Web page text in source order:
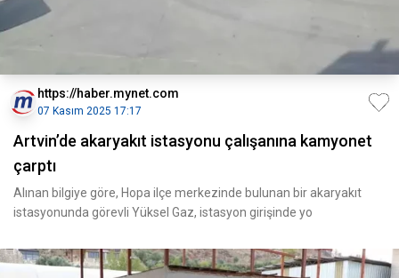
https://haber.mynet.com
07 Kasım 2025 17:17
Artvin’de akaryakıt istasyonu çalışanına kamyonet
çarptı
Alınan bilgiye göre, Hopa ilçe merkezinde bulunan bir akaryakıt
istasyonunda görevli Yüksel Gaz, istasyon girişinde yo